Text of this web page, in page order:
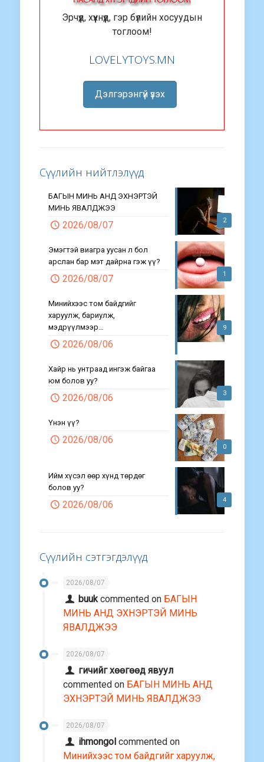
Эрчүүд, хүүхнүүд, гэр бүлийн хосуудын
тоглоом!
LOVELYTOYS.MN
Дэлгэрэнгүй үзэх
Сүүлийн нийтлэлүүд
2
БАГЫН МИНЬ АНД ЭХНЭРТЭЙ
МИНЬ ЯВАЛДЖЭЭ
2026/08/07
1
Эмэгтэй виагра уусан л бол
арслан бар мэт дайрна гэж үү?
2026/08/07
9
Минийхээс том байдгийг
харуулж, бариулж,
мэдрүүлмээр…
2026/08/06
3
Хайр нь унтраад ингэж байгаа
юм болов уу?
2026/08/06
0
Үнэн үү?
2026/08/06
4
Ийм хүсэл өөр хүнд төрдөг
болов уу?
2026/08/06
Сүүлийн сэтгэгдэлүүд
2026/08/07
buuk commented on БАГЫН
МИНЬ АНД ЭХНЭРТЭЙ МИНЬ
ЯВАЛДЖЭЭ
2026/08/07
гичийг хөөгөөд явуул
commented on БАГЫН МИНЬ АНД
ЭХНЭРТЭЙ МИНЬ ЯВАЛДЖЭЭ
2026/08/07
ihmongol commented on
Минийхээс том байдгийг харуулж,